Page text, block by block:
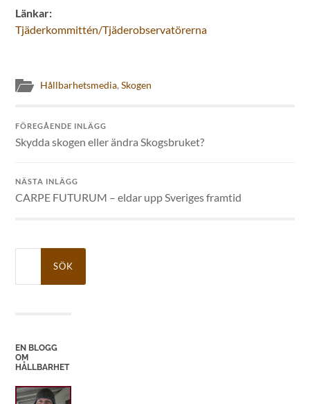
Länkar:
Tjäderkommittén/Tjäderobservatörerna
Hållbarhetsmedia,Skogen
FÖREGÅENDE INLÄGG
Skydda skogen eller ändra Skogsbruket?
NÄSTA INLÄGG
CARPE FUTURUM – eldar upp Sveriges framtid
Sök
EN BLOGG
OM
HÅLLBARHET